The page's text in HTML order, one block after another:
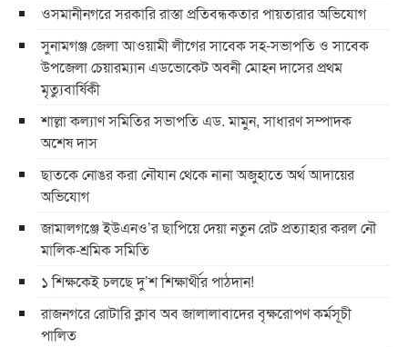
ওসমানীনগরে সরকারি রাস্তা প্রতিবন্ধকতার পায়তারার অভিযোগ
সুনামগঞ্জ জেলা আওয়ামী লীগের সাবেক সহ-সভাপতি ও সাবেক
উপজেলা চেয়ারম্যান এডভোকেট অবনী মোহন দাসের প্রথম
মৃত্যুবার্ষিকী
শাল্লা কল্যাণ সমিতির সভাপতি এড. মামুন, সাধারণ সম্পাদক
অশেষ দাস
ছাতকে নোঙর করা নৌযান থেকে নানা অজুহাতে অর্থ আদায়ের
অভিযোগ
জামালগঞ্জে ইউএনও’র ছাপিয়ে দেয়া নতুন রেট প্রত্যাহার করল নৌ
মালিক-শ্রমিক সমিতি
১ শিক্ষকেই চলছে দু’শ শিক্ষার্থীর পাঠদান!
রাজনগরে রোটারি ক্লাব অব জালালাবাদের বৃক্ষরোপণ কর্মসূচী
পালিত